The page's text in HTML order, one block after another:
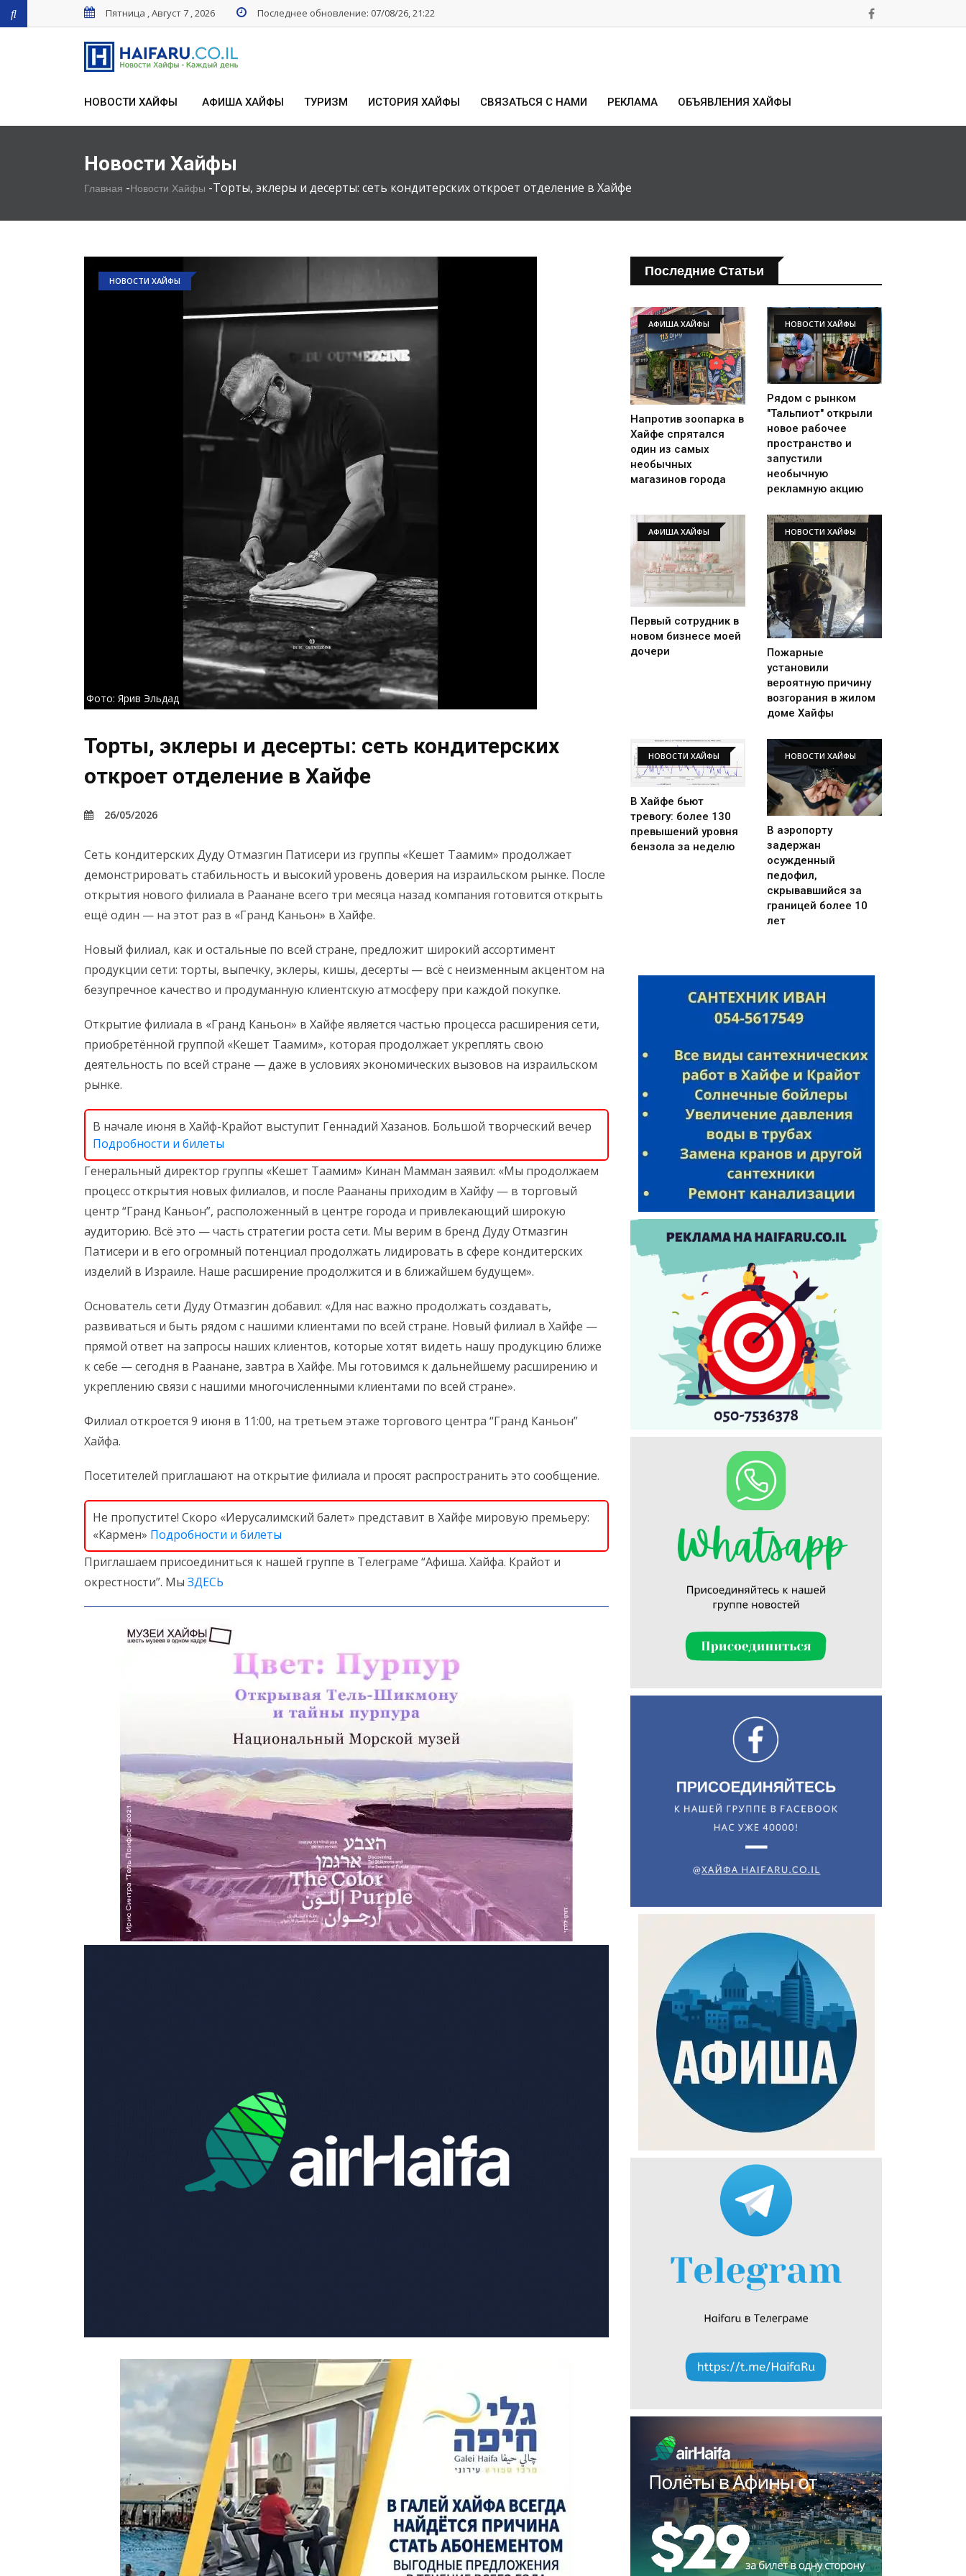
Пятница , Август 7 , 2026 Последнее обновление: 07/08/26, 21:22
НОВОСТИ ХАЙФЫ АФИША ХАЙФЫ ТУРИЗМ ИСТОРИЯ ХАЙФЫ СВЯЗАТЬСЯ С НАМИ РЕКЛАМА ОБЪЯВЛЕНИЯ ХАЙФЫ
Искать
Новости Хайфы
Главная -Новости Хайфы -Торты, эклеры и десерты: сеть кондитерских откроет отделение в Хайфе
НОВОСТИ ХАЙФЫ
Фото: Ярив Эльдад
Торты, эклеры и десерты: сеть кондитерских
откроет отделение в Хайфе
26/05/2026
Сеть кондитерских Дуду Отмазгин Патисери из группы «Кешет Таамим» продолжает
демонстрировать стабильность и высокий уровень доверия на израильском рынке. После
открытия нового филиала в Раанане всего три месяца назад компания готовится открыть
ещё один — на этот раз в «Гранд Каньон» в Хайфе.
Новый филиал, как и остальные по всей стране, предложит широкий ассортимент
продукции сети: торты, выпечку, эклеры, кишы, десерты — всё с неизменным акцентом на
безупречное качество и продуманную клиентскую атмосферу при каждой покупке.
Открытие филиала в «Гранд Каньон» в Хайфе является частью процесса расширения сети,
приобретённой группой «Кешет Таамим», которая продолжает укреплять свою
деятельность по всей стране — даже в условиях экономических вызовов на израильском
рынке.
В начале июня в Хайф-Крайот выступит Геннадий Хазанов. Большой творческий вечер
Подробности и билеты
Генеральный директор группы «Кешет Таамим» Кинан Мамман заявил: «Мы продолжаем
процесс открытия новых филиалов, и после Раананы приходим в Хайфу — в торговый
центр “Гранд Каньон”, расположенный в центре города и привлекающий широкую
аудиторию. Всё это — часть стратегии роста сети. Мы верим в бренд Дуду Отмазгин
Патисери и в его огромный потенциал продолжать лидировать в сфере кондитерских
изделий в Израиле. Наше расширение продолжится и в ближайшем будущем».
Основатель сети Дуду Отмазгин добавил: «Для нас важно продолжать создавать,
развиваться и быть рядом с нашими клиентами по всей стране. Новый филиал в Хайфе —
прямой ответ на запросы наших клиентов, которые хотят видеть нашу продукцию ближе
к себе — сегодня в Раанане, завтра в Хайфе. Мы готовимся к дальнейшему расширению и
укреплению связи с нашими многочисленными клиентами по всей стране».
Филиал откроется 9 июня в 11:00, на третьем этаже торгового центра “Гранд Каньон”
Хайфа.
Посетителей приглашают на открытие филиала и просят распространить это сообщение.
Не пропустите! Скоро «Иерусалимский балет» представит в Хайфе мировую премьеру:
«Кармен» Подробности и билеты
Приглашаем присоединиться к нашей группе в Телеграме “Афиша. Хайфа. Крайот и
окрестности”. Мы ЗДЕСЬ
Последние Статьи
АФИША ХАЙФЫ
Напротив зоопарка в
Хайфе спрятался
один из самых
необычных
магазинов города
НОВОСТИ ХАЙФЫ
Рядом с рынком
"Тальпиот" открыли
новое рабочее
пространство и
запустили
необычную
рекламную акцию
АФИША ХАЙФЫ
Первый сотрудник в
новом бизнесе моей
дочери
НОВОСТИ ХАЙФЫ
Пожарные
установили
вероятную причину
возгорания в жилом
доме Хайфы
НОВОСТИ ХАЙФЫ
В Хайфе бьют
тревогу: более 130
превышений уровня
бензола за неделю
НОВОСТИ ХАЙФЫ
В аэропорту
задержан
осужденный
педофил,
скрывавшийся за
границей более 10
лет